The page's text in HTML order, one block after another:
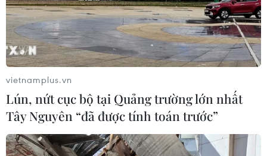
vietnamplus.vn
Lún, nứt cục bộ tại Quảng trường lớn nhất
Tây Nguyên “đã được tính toán trước”